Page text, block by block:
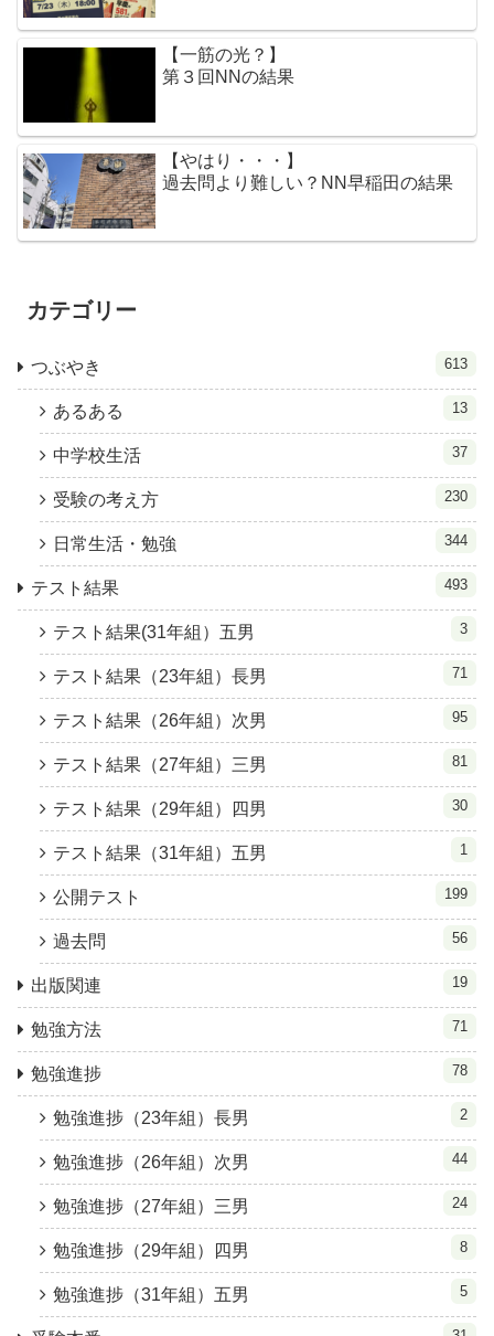
【一筋の光？】
第３回NNの結果
【やはり・・・】
過去問より難しい？NN早稲田の結果
カテゴリー
つぶやき 613
あるある 13
中学校生活 37
受験の考え方 230
日常生活・勉強 344
テスト結果 493
テスト結果(31年組）五男 3
テスト結果（23年組）長男 71
テスト結果（26年組）次男 95
テスト結果（27年組）三男 81
テスト結果（29年組）四男 30
テスト結果（31年組）五男 1
公開テスト 199
過去問 56
出版関連 19
勉強方法 71
勉強進捗 78
勉強進捗（23年組）長男 2
勉強進捗（26年組）次男 44
勉強進捗（27年組）三男 24
勉強進捗（29年組）四男 8
勉強進捗（31年組）五男 5